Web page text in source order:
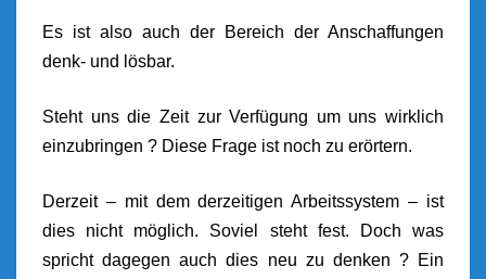
Es ist also auch der Bereich der Anschaffungen
denk- und lösbar.
Steht uns die Zeit zur Verfügung um uns wirklich
einzubringen ? Diese Frage ist noch zu erörtern.
Derzeit – mit dem derzeitigen Arbeitssystem – ist
dies nicht möglich. Soviel steht fest. Doch was
spricht dagegen auch dies neu zu denken ? Ein